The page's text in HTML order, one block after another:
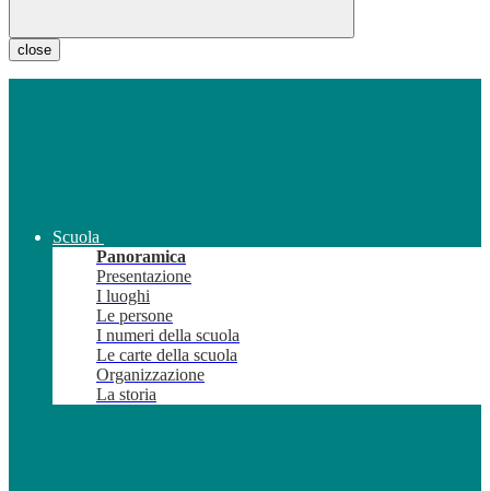
close
Scuola
Panoramica
Presentazione
I luoghi
Le persone
I numeri della scuola
Le carte della scuola
Organizzazione
La storia